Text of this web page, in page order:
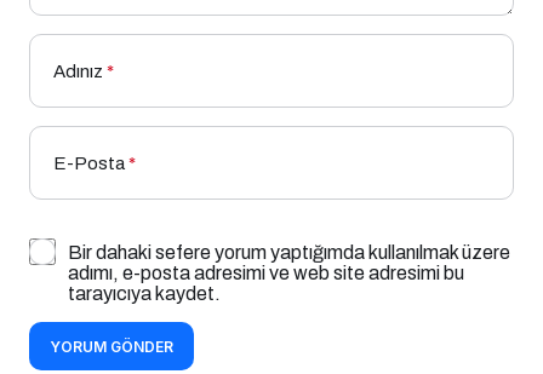
Adınız *
E-Posta*
Bir dahaki sefere yorum yaptığımda kullanılmak üzere
adımı, e-posta adresimi ve web site adresimi bu
tarayıcıya kaydet.
YORUM GÖNDER